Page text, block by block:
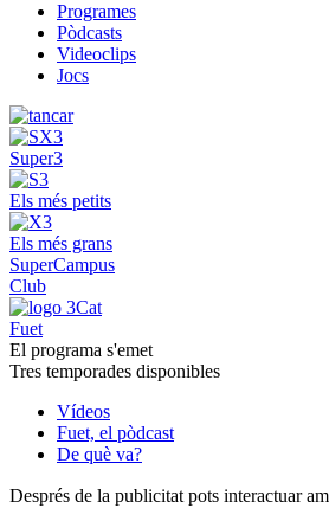
Programes
Pòdcasts
Videoclips
Jocs
Super3
Els més petits
Els més grans
SuperCampus
Club
Fuet
El programa s'emet
Tres temporades disponibles
Vídeos
Fuet, el pòdcast
De què va?
Després de la publicitat pots interactuar